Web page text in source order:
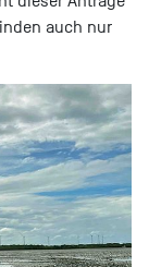
auch nur